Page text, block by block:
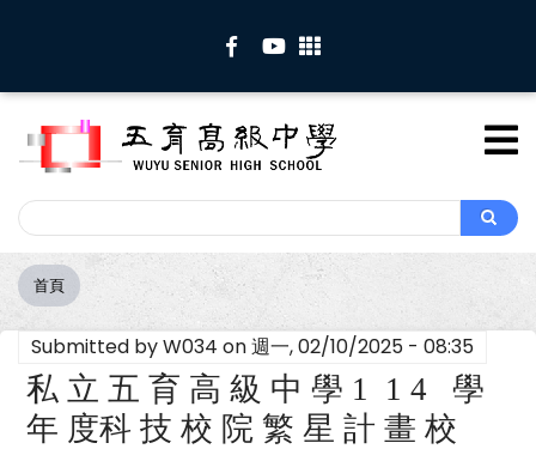
內
Search
Search
導
航
連
結
首頁
Submitted byW034 on週一, 02/10/2025 - 08:35
私 立 五 育 高 級 中 學 1 1 4 學
年 度科 技 校 院 繁 星 計 畫 校